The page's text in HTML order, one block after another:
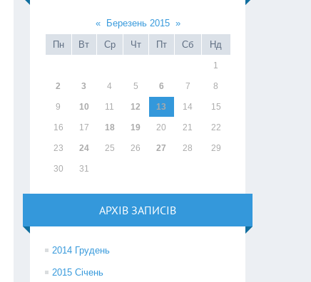
« Березень 2015 »
Пн
Вт Ср Чт Пт Сб Нд
1
2 3 4 5 6 7 8
9 10 11 12 13 14 15
16 17 18 19 20 21 22
23 24 25 26 27 28 29
30 31
АРХІВ ЗАПИСІВ
2014 Грудень
2015 Січень